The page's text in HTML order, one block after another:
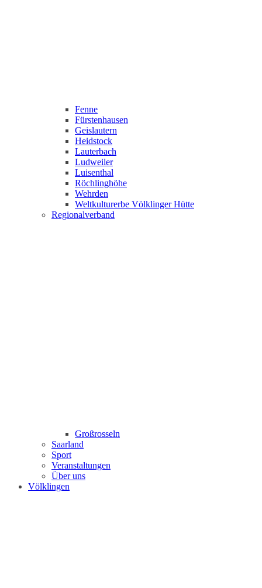
Fenne
Fürstenhausen
Geislautern
Heidstock
Lauterbach
Ludweiler
Luisenthal
Röchlinghöhe
Wehrden
Weltkulturerbe Völklinger Hütte
Regionalverband
Großrosseln
Saarland
Sport
Veranstaltungen
Über uns
Völklingen